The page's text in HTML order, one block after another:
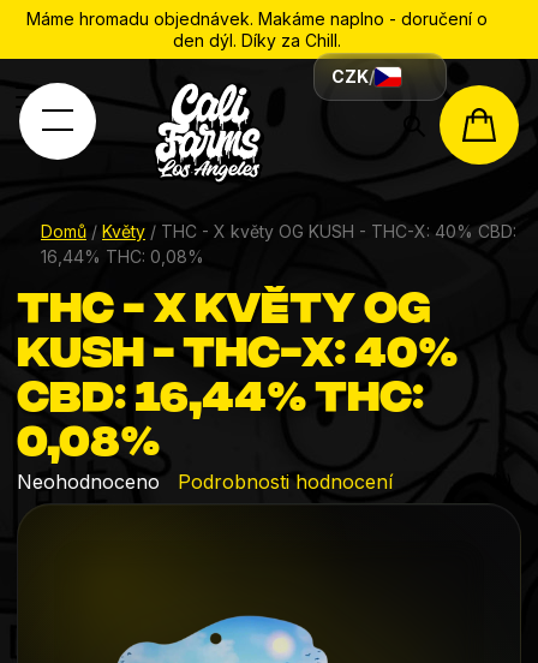
Máme hromadu objednávek. Makáme naplno - doručení o
den dýl. Díky za Chill.
CZK/
Hledat
Domů / Květy / THC - X květy OG KUSH - THC-X: 40% CBD:
16,44% THC: 0,08%
THC - X květy OG
KUSH - THC-X: 40%
CBD: 16,44% THC:
0,08%
Průměrné
hodnocení
Neohodnoceno Podrobnosti hodnocení